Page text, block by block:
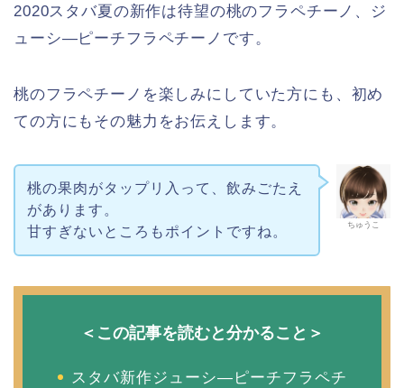
2020スタバ夏の新作は待望の桃のフラペチーノ、ジ
ューシ―ピーチフラペチーノです。
桃のフラペチーノを楽しみにしていた方にも、初め
ての方にもその魅力をお伝えします。
ちゅうこ
桃の果肉がタップリ入って、飲みごたえ
があります。
甘すぎないところもポイントですね。
＜この記事を読むと分かること＞
スタバ新作ジューシ―ピーチフラペチ